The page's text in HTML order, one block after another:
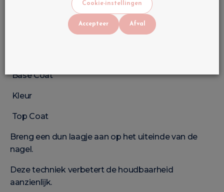
Tip nr. 6: Werk de vrije rand af
De vrije rand wordt vaak vergeten.
Base Coat
Kleur
Top Coat
Breng een dun laagje aan op het uiteinde van de
nagel.
Deze techniek verbetert de houdbaarheid
aanzienlijk.
Cookie-instellingen
Accepteer Afval